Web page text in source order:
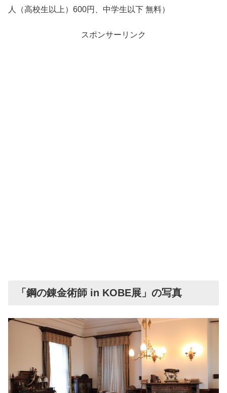
人（高校生以上）600円、中学生以下 無料）
スポンサーリンク
「鋼の錬金術師 in KOBE展」の写真